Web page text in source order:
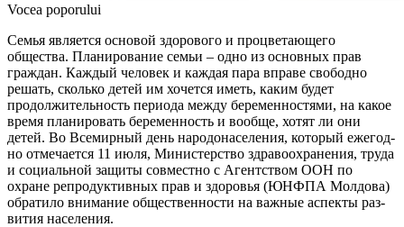
Vocea poporului
Семья является основой здоро­вого и процветающего
общества. Планирование семьи – одно из ос­новных прав
граждан. Каждый че­ловек и каждая пара вправе сво­бодно
решать, сколько детей им хо­чется иметь, каким будет
продолжи­тельность периода между беремен­ностями, на какое
время планиро­вать беременность и вообще, хотят ли они
детей. Во Всемирный день народонаселения, который ежегод­
но отмечается 11 июля, Министерс­тво здравоохранения, труда
и соци­альной защиты совместно с Агентс­твом ООН по
охране репродуктив­ных прав и здоровья (ЮНФПА Мол­дова)
обратило внимание обще­ственности на важные аспекты раз­
вития населения.